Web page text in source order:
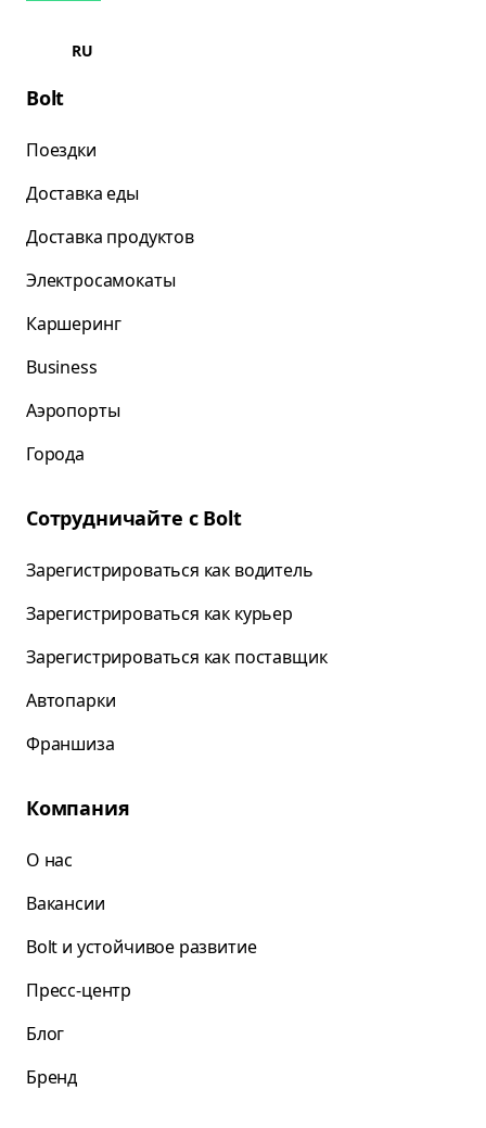
RU
Bolt
Поездки
Доставка еды
Доставка продуктов
Электросамокаты
Каршеринг
Business
Аэропорты
Города
Сотрудничайте с Bolt
Зарегистрироваться как водитель
Зарегистрироваться как курьер
Зарегистрироваться как поставщик
Автопарки
Франшиза
Компания
О нас
Вакансии
Bolt и устойчивое развитие
Пресс-центр
Блог
Бренд